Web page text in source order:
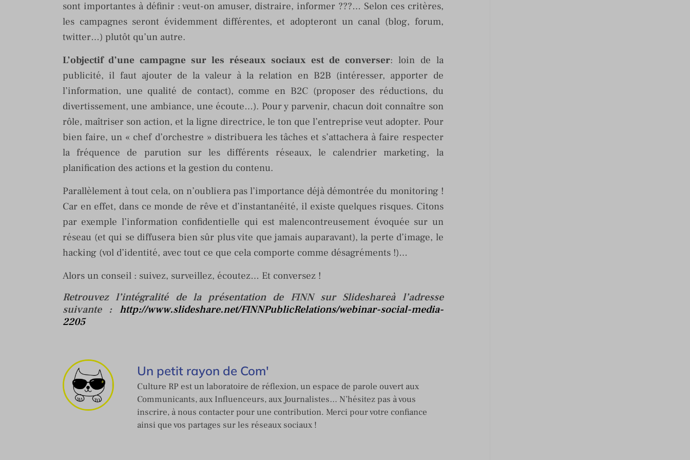
sont importantes à définir : veut-on amuser, distraire, informer ???… Selon ces critères,
les campagnes seront évidemment différentes, et adopteront un canal (blog, forum,
twitter…) plutôt qu’un autre.
L’objectif d’une campagne sur les réseaux sociaux est de converser: loin de la
publicité, il faut ajouter de la valeur à la relation en B2B (intéresser, apporter de
l’information, une qualité de contact), comme en B2C (proposer des réductions, du
divertissement, une ambiance, une écoute…). Pour y parvenir, chacun doit connaître son
rôle, maîtriser son action, et la ligne directrice, le ton que l’entreprise veut adopter. Pour
bien faire, un « chef d’orchestre » distribuera les tâches et s’attachera à faire respecter
la fréquence de parution sur les différents réseaux, le calendrier marketing, la
planification des actions et la gestion du contenu.
Parallèlement à tout cela, on n’oubliera pas l’importance déjà démontrée du monitoring !
Car en effet, dans ce monde de rêve et d’instantanéité, il existe quelques risques. Citons
par exemple l’information confidentielle qui est malencontreusement évoquée sur un
réseau (et qui se diffusera bien sûr plus vite que jamais auparavant), la perte d’image, le
hacking (vol d’identité, avec tout ce que cela comporte comme désagréments !)…
Alors un conseil : suivez, surveillez, écoutez… Et conversez !
Retrouvez l’intégralité de la présentation de FINN sur Slideshareà l’adresse
suivante : http://www.slideshare.net/FINNPublicRelations/webinar-social-media-
2205
Un petit rayon de Com'
Culture RP est un laboratoire de réflexion, un espace de parole ouvert aux
Communicants, aux Influenceurs, aux Journalistes… N’hésitez pas à vous
inscrire, à nous contacter pour une contribution. Merci pour votre confiance
ainsi que vos partages sur les réseaux sociaux !